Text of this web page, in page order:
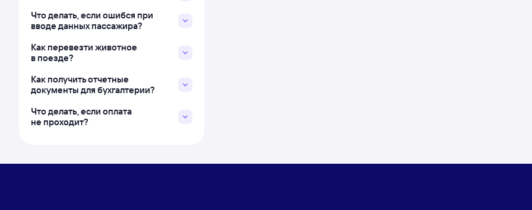
Что делать, если ошибся при
вводе данных пассажира?
Как перевезти животное
в поезде?
Как получить отчетные
документы для бухгалтерии?
Что делать, если оплата
не проходит?